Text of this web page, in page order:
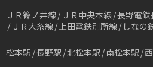
ＪＲ篠ノ井線 ＪＲ中央本線 長野電
ＪＲ大糸線 上田電鉄別所線 しなの
松本駅 長野駅 北松本駅 南松本駅